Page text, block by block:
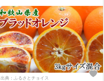
出典：ふるさとチョイス